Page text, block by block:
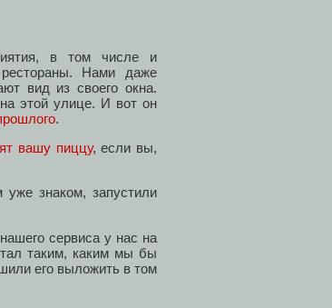
в том числе и
Нами даже
вид из своего окна.
этой улице. И вот он
.
вашу пиццу, если вы,
знаком, запустили
сервиса у нас на
таким, каким мы бы
его выложить в том